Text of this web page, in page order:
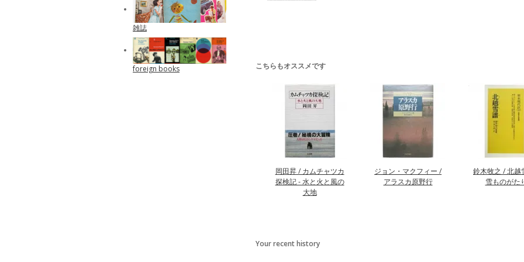
こちらもオススメです
岡田昇 / カムチャツカ
探検記 - 水と火と風の
大地
ジョン・マクフィー /
アラスカ原野行
鈴木牧之 / 北越
雪ものがた
Your recent history
雑誌
foreign books